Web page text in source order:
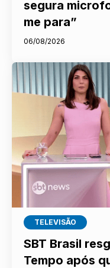
segura
me para”
06/08/2026
TELEVISÃO
SBT Brasil
Tempo após